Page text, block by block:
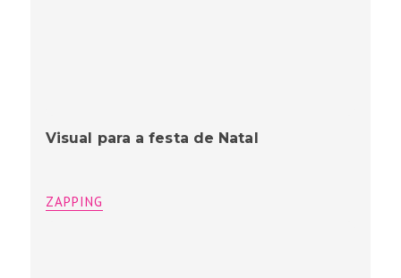
Visual para a festa de Natal
ZAPPING